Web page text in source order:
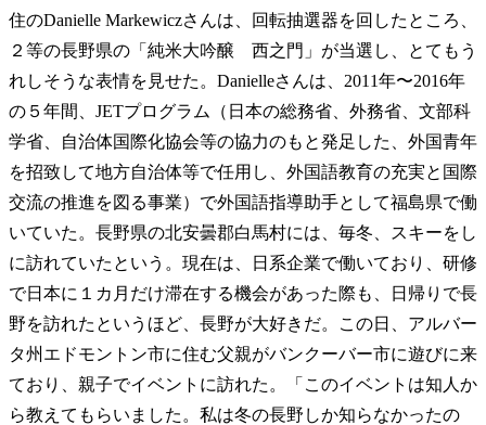
住のDanielle Markewiczさんは、回転抽選器を回したところ、
２等の長野県の「純米大吟醸 西之門」が当選し、とてもう
れしそうな表情を見せた。Danielleさんは、2011年〜2016年
の５年間、JETプログラム（日本の総務省、外務省、文部科
学省、自治体国際化協会等の協力のもと発足した、外国青年
を招致して地方自治体等で任用し、外国語教育の充実と国際
交流の推進を図る事業）で外国語指導助手として福島県で働
いていた。長野県の北安曇郡白馬村には、毎冬、スキーをし
に訪れていたという。現在は、日系企業で働いており、研修
で日本に１カ月だけ滞在する機会があった際も、日帰りで長
野を訪れたというほど、長野が大好きだ。この日、アルバー
タ州エドモントン市に住む父親がバンクーバー市に遊びに来
ており、親子でイベントに訪れた。「このイベントは知人か
ら教えてもらいました。私は冬の長野しか知らなかったの